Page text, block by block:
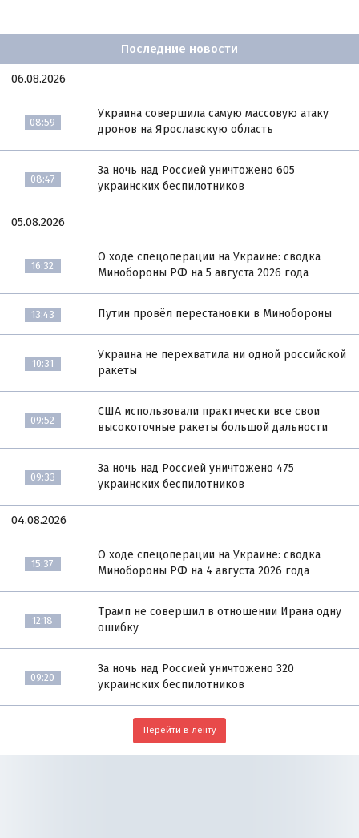
Последние новости
06.08.2026
08:59
Украина совершила самую массовую атаку
дронов на Ярославскую область
08:47
За ночь над Россией уничтожено 605
украинских беспилотников
05.08.2026
16:32
О ходе спецоперации на Украине: сводка
Минобороны РФ на 5 августа 2026 года
13:43 Путин провёл перестановки в Минобороны
10:31
Украина не перехватила ни одной российской
ракеты
09:52
США использовали практически все свои
высокоточные ракеты большой дальности
09:33
За ночь над Россией уничтожено 475
украинских беспилотников
04.08.2026
15:37
О ходе спецоперации на Украине: сводка
Минобороны РФ на 4 августа 2026 года
12:18
Трамп не совершил в отношении Ирана одну
ошибку
09:20
За ночь над Россией уничтожено 320
украинских беспилотников
Перейти в ленту